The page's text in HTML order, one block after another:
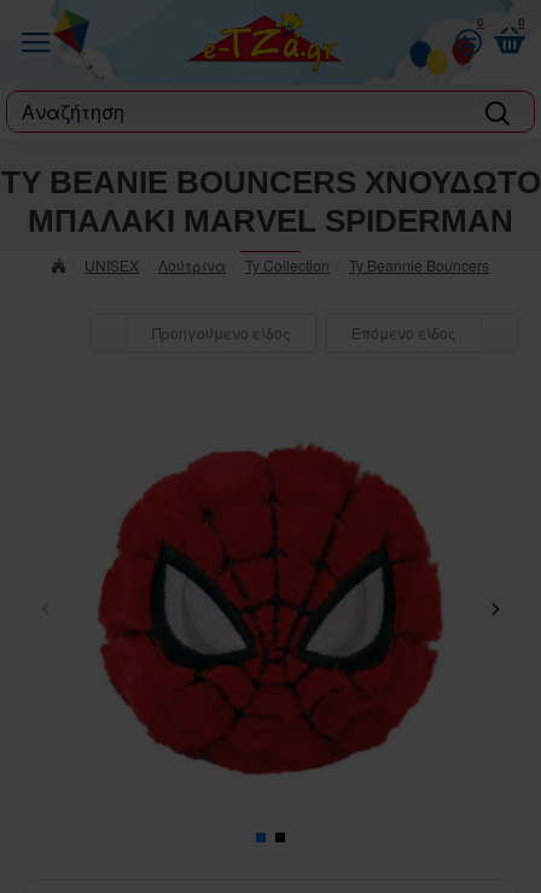
0 0
label
UNISEX Λούτρινα Ty Collection Ty Beannie Bouncers
TY BEANIE BOUNCERS ΧΝΟΥΔΩΤΟ
ΜΠΑΛΑΚΙ MARVEL SPIDERMAN
Προηγούμενο είδος Επόμενο είδος